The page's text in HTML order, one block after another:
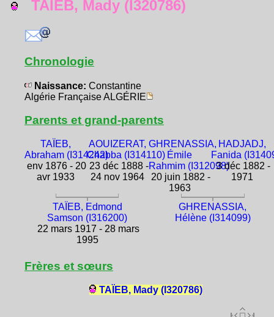
TAÏEB, Mady (I320786)
Chronologie
Naissance: Constantine
Algérie Française ALGÉRIE
Parents et grand-parents
TAÏEB,
Abraham (I314242)
env 1876 - 20
avr 1933
AOUIZERAT,
Chabba (I314110)
23 déc 1888 -
24 nov 1964
GHRENASSIA,
Émile
Rahmim (I312098)
20 juin 1882 -
1963
HADJADJ,
Fanida
3 déc 1882 -
1971
TAÏEB, Edmond
Samson (I316200)
22 mars 1917 - 28 mars
1995
GHRENASSIA,
Hélène (I314099)
Frères et sœurs
TAÏEB, Mady (I320786)